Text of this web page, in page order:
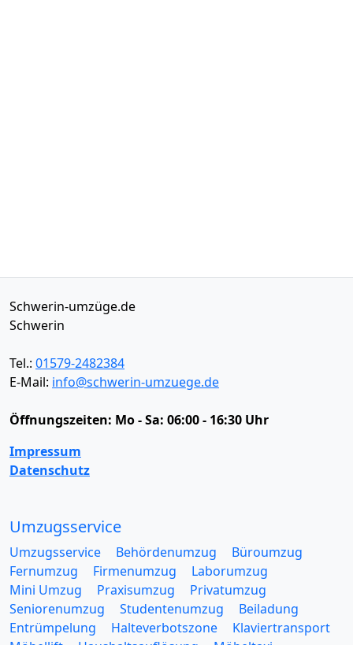
Schwerin-umzüge.de
Schwerin
Tel.: 01579-2482384
E-Mail: info@schwerin-umzuege.de
Öffnungszeiten: Mo - Sa: 06:00 - 16:30 Uhr
Impressum
Datenschutz
Umzugsservice
Umzugsservice Behördenumzug
Büroumzug
Fernumzug
Firmenumzug
Laborumzug
Mini Umzug
Praxisumzug
Privatumzug
Seniorenumzug
Studentenumzug
Beiladung
Entrümpelung
Halteverbotszone
Klaviertransport